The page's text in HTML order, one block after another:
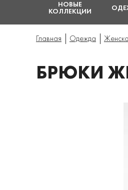
НОВЫЕ
КОЛЛЕКЦИИ
Главная Одежда
БРЮКИ